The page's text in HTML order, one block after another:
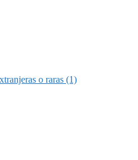
o raras (1)